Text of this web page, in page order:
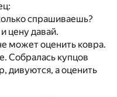
спрашиваешь?
цену давай.
может оценить ковра.
Собралась купцов
дивуются, а оценить